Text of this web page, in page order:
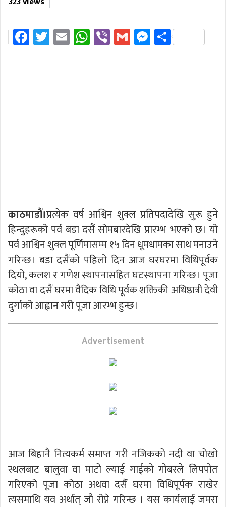
Facebook
Twitter
EmailWhatsApp
ViberGmailMessenger
Share
काठमाडौं।प्रत्येक वर्ष आश्विन शुक्ल प्रतिपदादेखि सुरू हुने
हिन्दुहरूको पर्व बडा दसैं सोमबारदेखि प्रारम्भ भएको छ। यो
पर्व आश्विन शुक्ल पूर्णिमासम्म १५ दिन धूमधामका साथ मनाउने
गरिन्छ। बडा दसैंको पहिलो दिन आज घरघरमा विधिपूर्वक
दियो, कलश र गणेश स्थापनासहित घटस्थापना गरिन्छ। पूजा
कोठा वा दसैं घरमा वैदिक विधि पूर्वक शक्तिकी अधिष्ठात्री देवी
दुर्गाको आह्वान गरी पूजा आरम्भ हुन्छ।
Advertisement
आज बिहानै नित्यकर्म समाप्त गरी नजिकको नदी वा चोखो
स्थलबाट बालुवा वा माटो ल्याई गाईको गोबरले लिपपोत
गरिएको पूजा कोठा अथवा दसैँ घरमा विधिपूर्पक राखेर
त्यसमाथि यव अर्थात् जौ रोप्ने गरिन्छ । यस कार्यलाई जमरा